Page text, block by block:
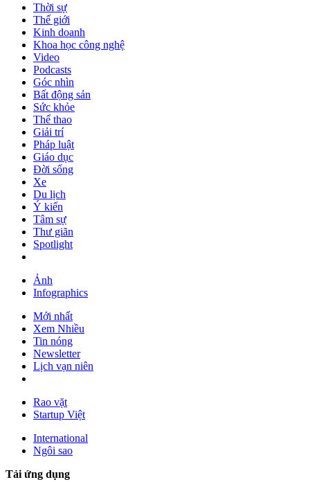
Thời sự
Thế giới
Kinh doanh
Khoa học công nghệ
Video
Podcasts
Góc nhìn
Bất động sản
Sức khỏe
Thể thao
Giải trí
Pháp luật
Giáo dục
Đời sống
Xe
Du lịch
Ý kiến
Tâm sự
Thư giãn
Spotlight
Ảnh
Infographics
Mới nhất
Xem Nhiều
Tin nóng
Newsletter
Lịch vạn niên
Rao vặt
Startup Việt
International
Ngôi sao
Tải ứng dụng